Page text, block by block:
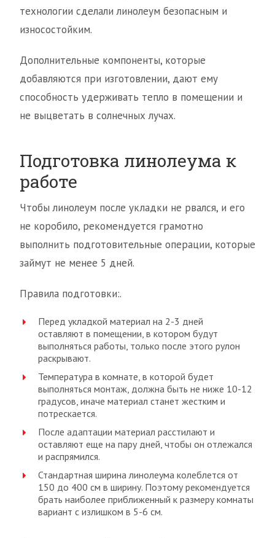
технологии сделали линолеум безопасным и
износостойким.
Дополнительные компоненты, которые
добавляются при изготовлении, дают ему
способность удерживать тепло в помещении и
не выцветать в солнечных лучах.
Подготовка линолеума к
работе
Чтобы линолеум после укладки не рвался, и его
не коробило, рекомендуется грамотно
выполнить подготовительные операции, которые
займут не менее 5 дней.
Правила подготовки:.
Перед укладкой материал на 2-3 дней
оставляют в помещении, в котором будут
выполняться работы, только после этого рулон
раскрывают.
Температура в комнате, в которой будет
выполняться монтаж, должна быть не ниже 10-12
градусов, иначе материал станет жестким и
потрескается.
После адаптации материал расстилают и
оставляют еще на пару дней, чтобы он отлежался
и распрямился.
Стандартная ширина линолеума колеблется от
150 до 400 см в ширину. Поэтому рекомендуется
брать наиболее приближенный к размеру комнаты
вариант с излишком в 5-6 см.